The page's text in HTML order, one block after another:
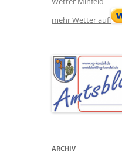
mehr Wetter auf
ARCHIV